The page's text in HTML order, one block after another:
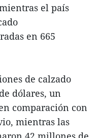
el país
en 665
de calzado
dólares, un
comparación con
mientras las